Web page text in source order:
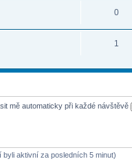
0
1
mě automaticky při každé návštěvě
aktivní za posledních 5 minut)